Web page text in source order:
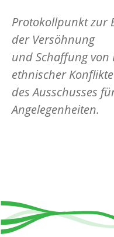
Protokollpunkt zur
der Versöhnung
und Schaffung von
ethnischer
des Ausschusses
Angelegenheiten.